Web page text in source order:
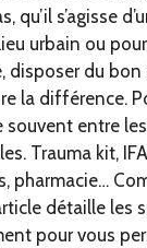
qu’il s’agisse
urbain ou
disposer du
la différence.
souvent entre
Trauma kit,
pharmacie…
détaille les
pour vous